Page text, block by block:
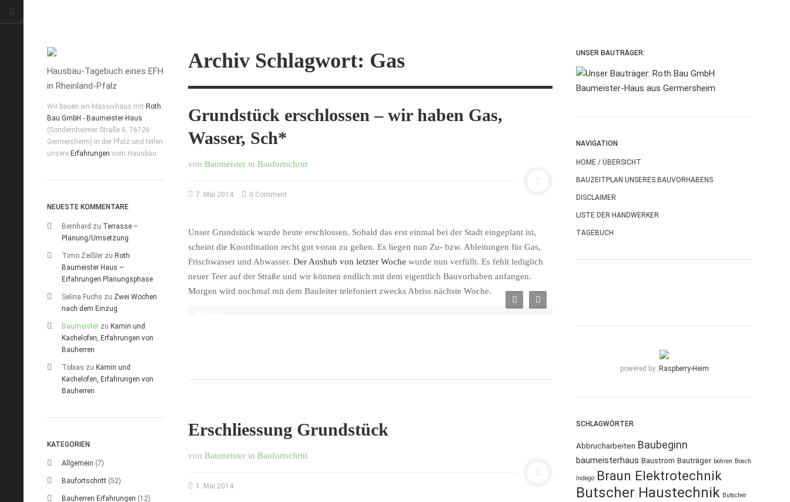
Hausbau-Tagebuch eines EFH
in Rheinland-Pfalz
Wir bauen ein Massivhaus mit Roth
Bau GmbH - Baumeister-Haus
(Sondernheimer Straße 6, 76726
Germersheim) in der Pfalz und teilen
unsere Erfahrungen vom Hausbau.
NEUESTE KOMMENTARE
Bernhard zu Terrasse –
Planung/Umsetzung
Timo Zeißler zu Roth
Baumeister Haus –
Erfahrungen Planungsphase
Selina Fuchs zu Zwei Wochen
nach dem Einzug
Baumeister zu Kamin und
Kachelofen, Erfahrungen von
Bauherren
Tobias zu Kamin und
Kachelofen, Erfahrungen von
Bauherren
KATEGORIEN
Allgemein (7)
Baufortschritt (52)
Bauherren Erfahrungen (12)
Archiv Schlagwort: Gas
Grundstück erschlossen – wir haben Gas,
Wasser, Sch*
von Baumeister in Baufortschritt
7. Mai 2014 0 Comment
Unser Grundstück wurde heute erschlossen. Sobald das erst einmal bei der Stadt eingeplant ist,
scheint die Koordination recht gut voran zu gehen. Es liegen nun Zu- bzw. Ableitungen für Gas,
Frischwasser und Abwasser. Der Aushub von letzter Woche wurde nun verfüllt. Es fehlt lediglich
neuer Teer auf der Straße und wir können endlich mit dem eigentlich Bauvorhaben anfangen.
Morgen wird nochmal mit dem Bauleiter telefoniert zwecks Abriss nächste Woche.
Erschliessung Grundstück
von Baumeister in Baufortschritt
1. Mai 2014
UNSER BAUTRÄGER:
NAVIGATION
HOME / ÜBERSICHT
BAUZEITPLAN UNSERES BAUVORHABENS
DISCLAIMER
LISTE DER HANDWERKER
TAGEBUCH
powered by: Raspberry-Heim
SCHLAGWÖRTER
Abbrucharbeiten Baubeginn
baumeisterhaus Baustrom Bauträger bohren Bosch
Indego Braun Elektrotechnik
Butscher Haustechnik Butscher